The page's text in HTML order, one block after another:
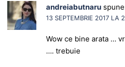
andreiabutnaru
13 SEPTEMBRIE 2017 LA
Wow ce bine arata …
…. trebuie